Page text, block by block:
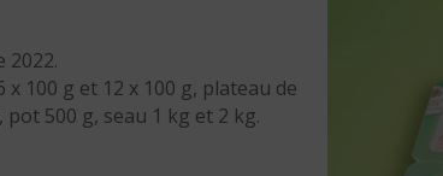
2022.
x 100 g et 12 x 100 g, plateau de
pot 500 g, seau 1 kg et 2 kg.